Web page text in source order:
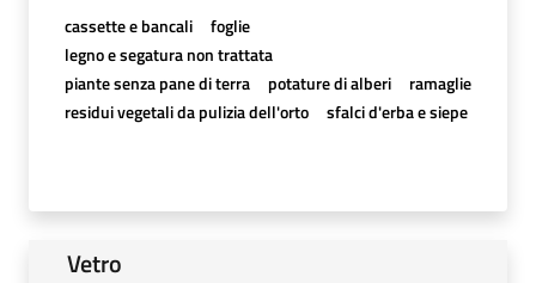
cassette e bancali
foglie
legno e segatura non trattata
piante senza pane di terra
potature di alberi
ramaglie
residui vegetali da pulizia dell'orto
sfalci d'erba e siepe
Vetro